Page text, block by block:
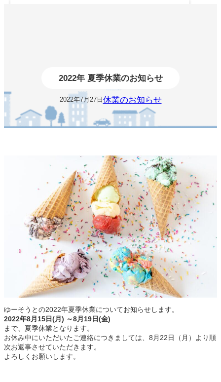
2022年 夏季休業のお知らせ
2022年7月27日 休業のお知らせ
ゆーそうとの2022年夏季休業についてお知らせします。
2022年8月15日(月) ～8月19日(金)
まで、夏季休業となります。
お休み中にいただいたご連絡につきましては、8月22日（月）より順
次お返事させていただきます。
よろしくお願いします。